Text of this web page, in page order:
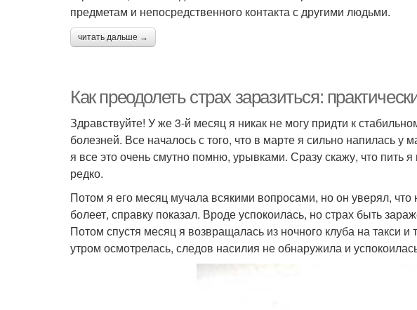
предметам и непосредственного контакта с другими людьми.
читать дальше →
Как преодолеть страх заразиться:
Здравствуйте! У же 3-й месяц я никак не могу придти к
болезней. Все началось с того, что в марте я сильно напилась у
я все это очень смутно помню, урывками. Сразу скажу, что пить
редко.
Потом я его месяц мучала всякими вопросами, но он уверял,
болеет, справку показал. Вроде успокоилась, но страх быть
Потом спустя месяц я возвращалась из ночного клуба на такси
утром осмотрелась, следов насилия не обнаружила и